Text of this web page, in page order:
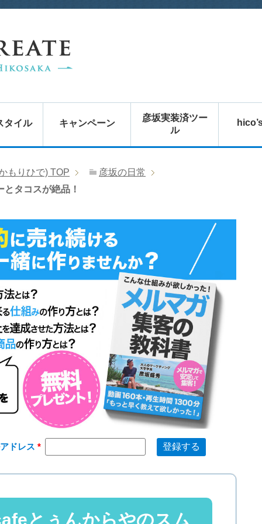
タイル キャンペーン
彦坂実装済ツー
ル
もりひで) TOP
彦坂の日常
タコスが絶品！
ドレス
とぅんからやのスム